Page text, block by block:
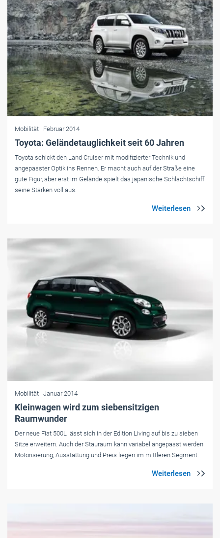
Mobilität | Februar 2014
Toyota: Geländetauglichkeit seit 60 Jahren
Toyota schickt den Land Cruiser mit modifizierter Technik und
angepasster Optik ins Rennen. Er macht auch auf der Straße eine
gute Figur, aber erst im Gelände spielt das japanische Schlachtschiff
seine Stärken voll aus.
Mobilität | Januar 2014
Kleinwagen wird zum siebensitzigen
Raumwunder
Der neue Fiat 500L lässt sich in der Edition Living auf bis zu sieben
Sitze erweitern. Auch der Stauraum kann variabel angepasst werden.
Motorisierung, Ausstattung und Preis liegen im mittleren Segment.